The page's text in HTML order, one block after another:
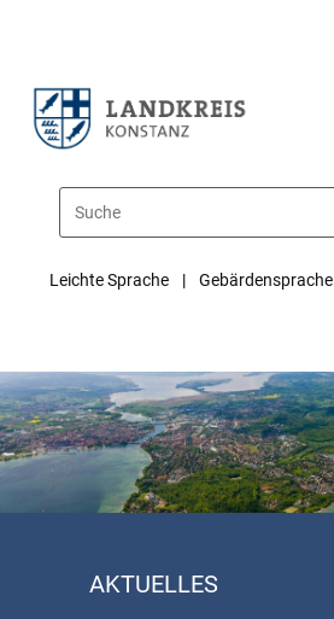
Leichte Sprache Gebärdensprache
AKTUELLES